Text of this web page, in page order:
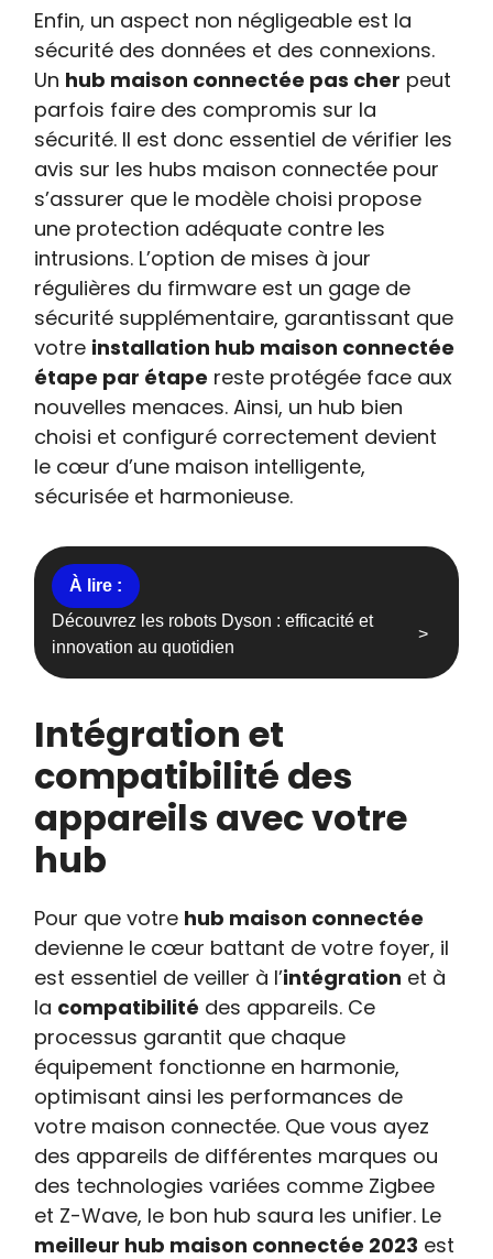
Enfin, un aspect non négligeable est la
sécurité des données et des connexions.
Un hub maison connectée pas cher peut
parfois faire des compromis sur la
sécurité. Il est donc essentiel de vérifier les
avis sur les hubs maison connectée pour
s’assurer que le modèle choisi propose
une protection adéquate contre les
intrusions. L’option de mises à jour
régulières du firmware est un gage de
sécurité supplémentaire, garantissant que
votre installation hub maison connectée
étape par étape reste protégée face aux
nouvelles menaces. Ainsi, un hub bien
choisi et configuré correctement devient
le cœur d’une maison intelligente,
sécurisée et harmonieuse.
Découvrez les robots Dyson : efficacité et
innovation au quotidien
Intégration et
compatibilité des
appareils avec votre
hub
Pour que votre hub maison connectée
devienne le cœur battant de votre foyer, il
est essentiel de veiller à l’intégration et à
la compatibilité des appareils. Ce
processus garantit que chaque
équipement fonctionne en harmonie,
optimisant ainsi les performances de
votre maison connectée. Que vous ayez
des appareils de différentes marques ou
des technologies variées comme Zigbee
et Z-Wave, le bon hub saura les unifier. Le
meilleur hub maison connectée 2023 est